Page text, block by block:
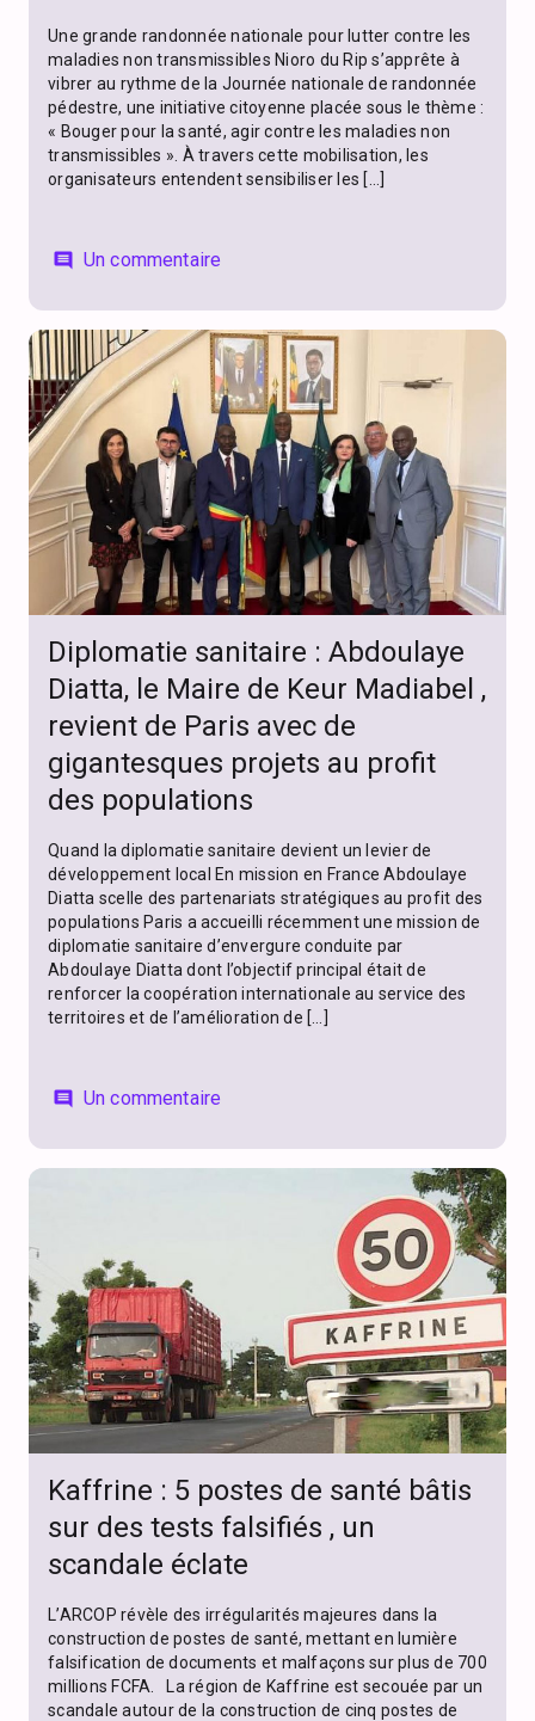
Une grande randonnée nationale pour lutter contre les
maladies non transmissibles Nioro du Rip s’apprête à
vibrer au rythme de la Journée nationale de randonnée
pédestre, une initiative citoyenne placée sous le thème :
« Bouger pour la santé, agir contre les maladies non
transmissibles ». À travers cette mobilisation, les
organisateurs entendent sensibiliser les […]
comment Un commentaire
Diplomatie sanitaire : Abdoulaye
Diatta, le Maire de Keur Madiabel ,
revient de Paris avec de
gigantesques projets au profit
des populations
Quand la diplomatie sanitaire devient un levier de
développement local En mission en France Abdoulaye
Diatta scelle des partenariats stratégiques au profit des
populations Paris a accueilli récemment une mission de
diplomatie sanitaire d’envergure conduite par
Abdoulaye Diatta dont l’objectif principal était de
renforcer la coopération internationale au service des
territoires et de l’amélioration de […]
comment Un commentaire
Kaffrine : 5 postes de santé bâtis
sur des tests falsifiés , un
scandale éclate
L’ARCOP révèle des irrégularités majeures dans la
construction de postes de santé, mettant en lumière
falsification de documents et malfaçons sur plus de 700
millions FCFA. La région de Kaffrine est secouée par un
scandale autour de la construction de cinq postes de